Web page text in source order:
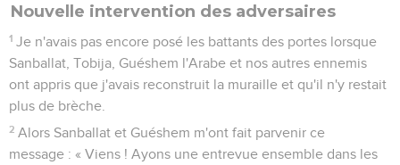
Nouvelle intervention des adversaires
1 Je n'avais pas encore posé les battants des portes lorsque
Sanballat, Tobija, Guéshem l'Arabe et nos autres ennemis
ont appris que j'avais reconstruit la muraille et qu'il n'y restait
plus de brèche.
2 Alors Sanballat et Guéshem m'ont fait parvenir ce
message : « Viens ! Ayons une entrevue ensemble dans les